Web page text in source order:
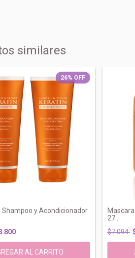
similares
26% OFF
Shampoo y Acondicionador
27...
$7.094